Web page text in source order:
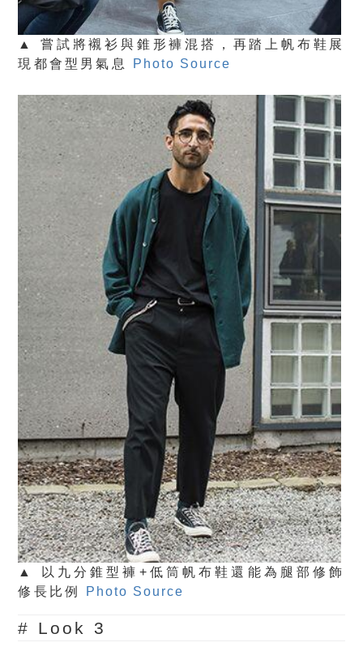
▲ 嘗試將襯衫與錐形褲混搭，再踏上帆布鞋展
現都會型男氣息
Photo Source
▲ 以九分錐型褲+低筒帆布鞋還能為腿部修飾
修長比例 Photo Source
# Look 3